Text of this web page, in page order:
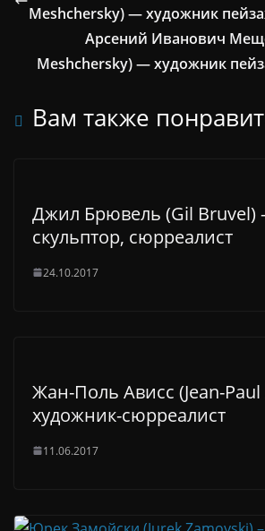
Meshchersky) — художник
Арсений Иванович
Meshchersky) — художник
Вам также
Джил Брювель (Gil Bruvel)
скульптор, сюрреалист
24.10.2017
Жан-Поль Ависс (Jean-Paul
художник-сюрреалист
11.06.2017